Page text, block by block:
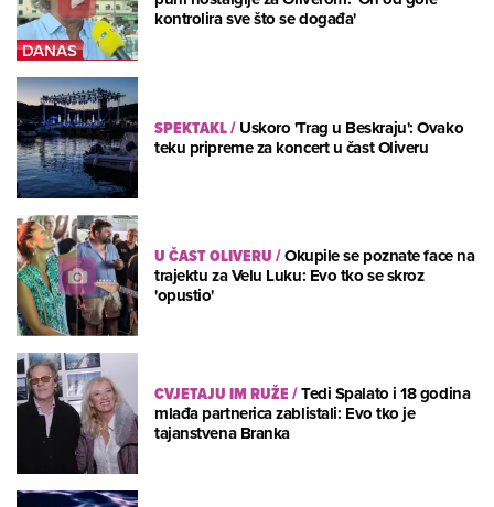
kontrolira sve što se događa'
SPEKTAKL/Uskoro 'Trag u Beskraju': Ovako
teku pripreme za koncert u čast Oliveru
U ČAST OLIVERU/Okupile se poznate face na
trajektu za Velu Luku: Evo tko se skroz
'opustio'
CVJETAJU IM RUŽE/Tedi Spalato i 18 godina
mlađa partnerica zablistali: Evo tko je
tajanstvena Branka